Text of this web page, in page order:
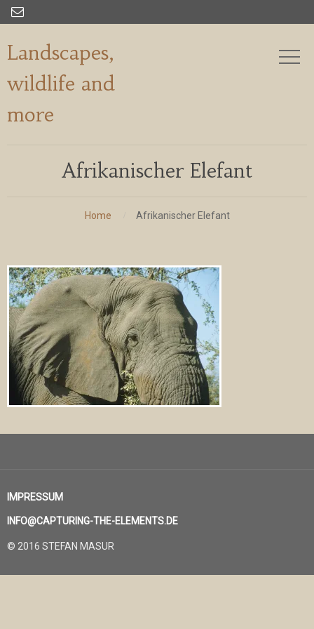

Landscapes,
wildlife and
more
Afrikanischer Elefant
Home Afrikanischer Elefant
IMPRESSUM
INFO@CAPTURING-THE-ELEMENTS.DE
© 2016 STEFAN MASUR